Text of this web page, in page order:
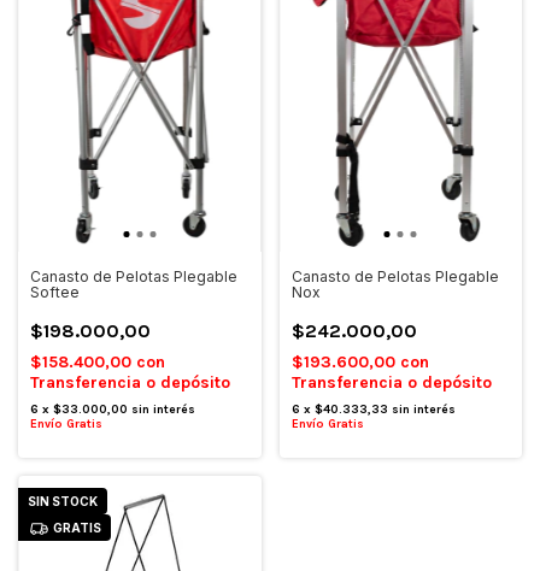
Canasto de Pelotas Plegable
Softee
$198.000,00
$158.400,00 con
Transferencia o depósito
6 x $33.000,00 sin interés
Envío Gratis
Canasto de Pelotas Plegable
Nox
$242.000,00
$193.600,00 con
Transferencia o depósito
6 x $40.333,33 sin interés
Envío Gratis
SIN STOCK
GRATIS